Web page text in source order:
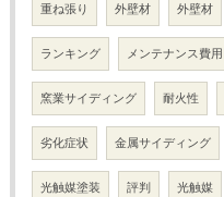
重ね張り 外壁材 外壁材
ランキング メンテナンス費用
窯業サイディング 耐火性
劣化症状 金属サイディング
光触媒塗装 評判 光触媒